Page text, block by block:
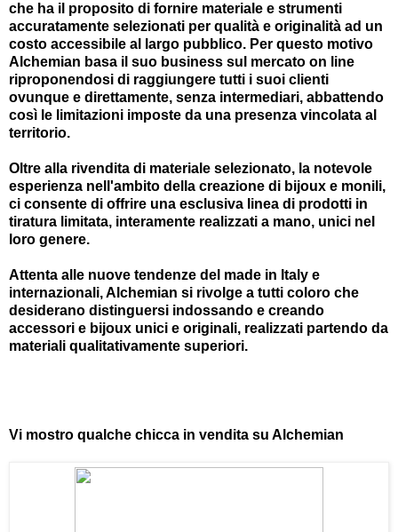
che ha il proposito di fornire materiale e strumenti
accuratamente selezionati per qualità e originalità ad un
costo accessibile al largo pubblico. Per questo motivo
Alchemian basa il suo business sul mercato on line
riproponendosi di raggiungere tutti i suoi clienti
ovunque e direttamente, senza intermediari, abbattendo
così le limitazioni imposte da una presenza vincolata al
territorio.
Oltre alla rivendita di materiale selezionato, la notevole
esperienza nell'ambito della creazione di bijoux e monili,
ci consente di offrire una esclusiva linea di prodotti in
tiratura limitata, interamente realizzati a mano, unici nel
loro genere.
Attenta alle nuove tendenze del made in Italy e
internazionali, Alchemian si rivolge a tutti coloro che
desiderano distinguersi indossando e creando
accessori e bijoux unici e originali, realizzati partendo da
materiali qualitativamente superiori.
Vi mostro qualche chicca in vendita su Alchemian